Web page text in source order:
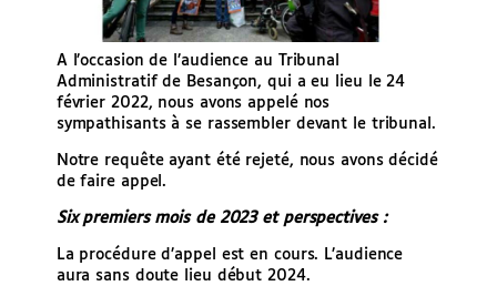
A l’occasion de l’audience au Tribunal
Administratif de Besançon, qui a eu lieu le 24
février 2022, nous avons appelé nos
sympathisants à se rassembler devant le tribunal.
Notre requête ayant été rejeté, nous avons décidé
de faire appel.
Six premiers mois de 2023 et perspectives :
La procédure d’appel est en cours. L’audience
aura sans doute lieu début 2024.